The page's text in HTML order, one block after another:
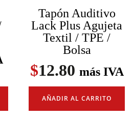
Tapón Auditivo
Lack Plus Agujeta
Textil / TPE /
Bolsa
$12.80 más IVA
AÑADIR AL CARRITO